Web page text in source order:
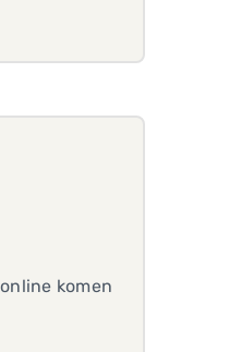
komen